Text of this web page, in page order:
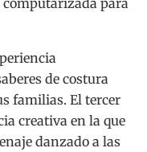
para
de costura
familias. El tercer
creativa en la que
danzado a las